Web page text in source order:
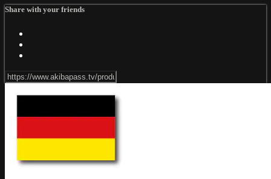
Share with your friends